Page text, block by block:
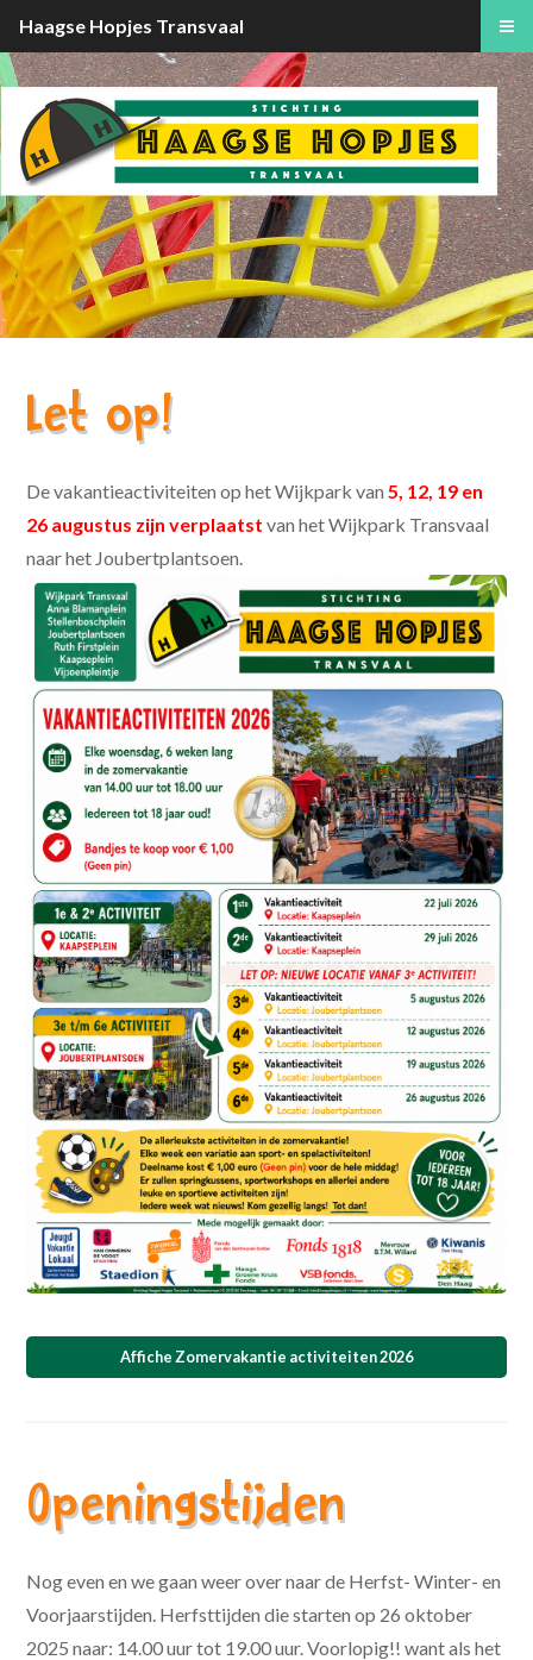
Let op!
De vakantieactiviteiten op het Wijkpark van 5, 12, 19 en
26 augustus zijn verplaatst van het Wijkpark Transvaal
naar het Joubertplantsoen.
Affiche Zomervakantie activiteiten 2026
Openingstijden
Nog even en we gaan weer over naar de Herfst- Winter- en
Voorjaarstijden. Herfsttijden die starten op 26 oktober
2025 naar: 14.00 uur tot 19.00 uur. Voorlopig!! want als het
Haagse Hopjes Transvaal